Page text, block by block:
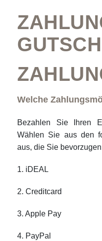
Welche
Bezahlen Sie Ihren
Wählen Sie aus den
aus, die Sie
1. iDEAL
2. Creditcard
3. Apple Pay
4. PayPal